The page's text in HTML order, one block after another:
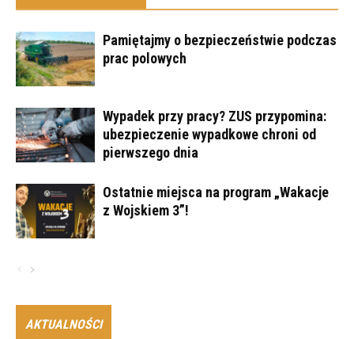
Pamiętajmy o bezpieczeństwie podczas
prac polowych
Wypadek przy pracy? ZUS przypomina:
ubezpieczenie wypadkowe chroni od
pierwszego dnia
Ostatnie miejsca na program „Wakacje
z Wojskiem 3”!
AKTUALNOŚCI